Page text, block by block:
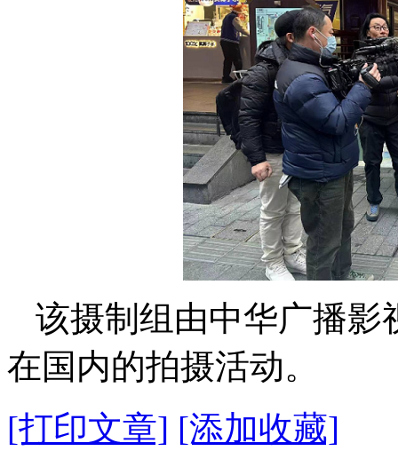
该摄制组由中华广播影
在国内的拍摄活动。
[打印文章] [添加收藏]